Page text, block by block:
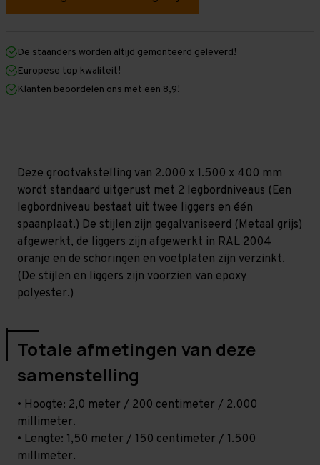
mm
mm
x
400
mm
mm
mm
400
mm
De staanders worden altijd gemonteerd geleverd!
Europese top kwaliteit!
Klanten beoordelen ons met een 8,9!
Deze grootvakstelling van 2.000 x 1.500 x 400 mm
wordt standaard uitgerust met 2 legbordniveaus (Een
legbordniveau bestaat uit twee liggers en één
spaanplaat.) De stijlen zijn gegalvaniseerd (Metaal grijs)
afgewerkt, de liggers zijn afgewerkt in RAL 2004
oranje en de schoringen en voetplaten zijn verzinkt.
(De stijlen en liggers zijn voorzien van epoxy
polyester.)
Totale afmetingen van deze
samenstelling
• Hoogte: 2,0 meter / 200 centimeter / 2.000
millimeter.
• Lengte: 1,50 meter / 150 centimeter / 1.500
millimeter.